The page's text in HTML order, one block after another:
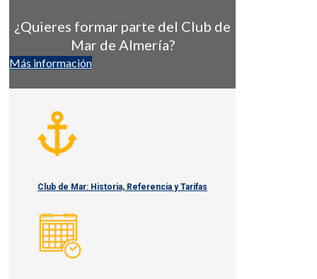
¿Quieres formar parte del Club de
Mar de Almería?
Más información
Club de Mar: Historia, Referencia y Tarifas